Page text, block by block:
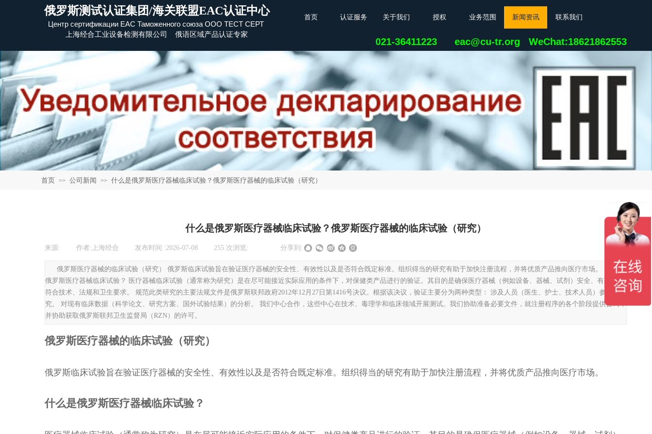
首页 认证服务 关于我们 授权 业务范围 新闻资讯 联系我们
俄罗斯测试认证集团/海关联盟EAC认证中心
Центр сертификации EAC Таможенного союза ​ООО ТЕСТ СЕРТ
上海经合工业设备检测有限公司 俄语区域产品认证专家
021-36411223 eac@cu-tr.org WeChat:18621862553
首页 >> 公司新闻 >> 什么是俄罗斯医疗器械临床试验？俄罗斯医疗器械的临床试验（研究）
什么是俄罗斯医疗器械临床试验？俄罗斯医疗器械的临床试验（研究）
来源: 作者: 上海经合 发布时间 :2026-07-08 255 次浏览: 分享到:
俄罗斯医疗器械的临床试验（研究） 俄罗斯临床试验旨在验证医疗器械的安全性、有效性以及是否符合既定标准。组织得当的研究有助于加快注册流程，并将优质产品推向医疗市场。 什么是
俄罗斯医疗器械临床试验？ 医疗器械临床试验（通常称为研究）是在尽可能接近实际应用的条件下，对保健类产品进行的验证。其目的是确保医疗器械（例如设备、器械、试剂）安全、有效，并
符合技术、法规和卫生要求。 规范此类研究的主要法规文件是俄罗斯联邦政府2012年12月27日第1416号决议。根据该决议，验证主要分为两种类型： 涉及人员（医生、护士、技术人员）参与的研
究。 对现有临床数据（科学论文、研究方案、国外试验结果）的分析。 我们中心合作，这些中心在技术、毒理学和临床领域开展测试。我们协助准备必要文件，就注册程序的各个阶段提供咨询，
并协助获取俄罗斯联邦卫生监督局（RZN）的许可。
俄罗斯医疗器械的临床试验（研究）
俄罗斯临床试验旨在验证医疗器械的安全性、有效性以及是否符合既定标准。组织得当的研究有助于加快注册流程，并将优质产品推向医疗市场。
什么是俄罗斯医疗器械临床试验？